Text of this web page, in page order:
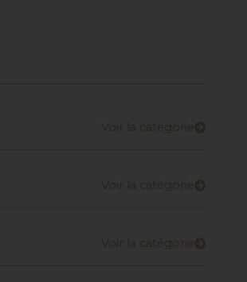
Voir la catégorie
Voir la catégorie
Voir la catégorie